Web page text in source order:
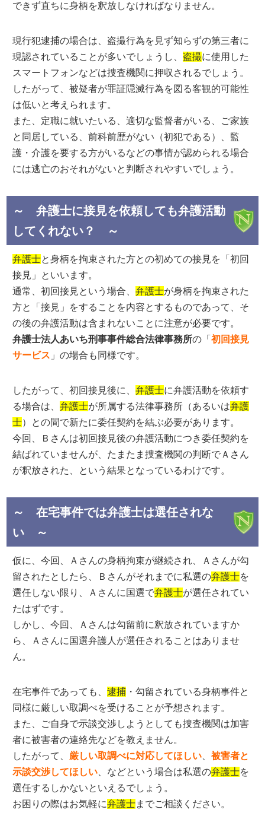
できず直ちに身柄を釈放しなければなりません。
現行犯逮捕の場合は、盗撮行為を見ず知らずの第三者に
現認されていることが多いでしょうし、 盗撮に使用した
スマートフォンなどは捜査機関に押収されるでしょう。
したがって、被疑者が罪証隠滅行為を図る客観的可能性
は低いと考えられます。
また、定職に就いたいる、適切な監督者がいる、ご家族
と同居している、前科前歴がない（初犯である）、監
護・介護を要する方がいるなどの事情が認められる場合
には逃亡のおそれがないと判断されやすいでしょう。
～ 弁護士に接見を依頼しても弁護活動
してくれない？ ～
弁護士と身柄を拘束された方との初めての接見を「初回
接見」といいます。
通常、初回接見という場合、弁護士が身柄を拘束された
方と「接見」をすることを内容とするものであって、そ
の後の弁護活動は含まれないことに注意が必要です。
弁護士法人あいち刑事事件総合法律事務所の「初回接見
サービス 」の場合も同様です。
したがって、初回接見後に、弁護士に弁護活動を依頼す
る場合は、弁護士が所属する法律事務所（あるいは弁護
士）との間で新たに委任契約を結ぶ必要があります。
今回、Ｂさんは初回接見後の弁護活動につき委任契約を
結ばれていませんが、たまたま捜査機関の判断でＡさん
が釈放された、という結果となっているわけです。
～ 在宅事件では弁護士は選任されな
い ～
仮に、今回、Ａさんの身柄拘束が継続され、Ａさんが勾
留されたとしたら、Ｂさんがそれまでに私選の弁護士を
選任しない限り、Ａさんに国選で弁護士が選任されてい
たはずです。
しかし、今回、Ａさんは勾留前に釈放されていますか
ら、Ａさんに国選弁護人が選任されることはありませ
ん。
在宅事件であっても、逮捕 ・勾留されている身柄事件と
同様に厳しい取調べを受けることが予想されます。
また、ご自身で示談交渉しようとしても捜査機関は加害
者に被害者の連絡先などを教えません。
したがって、 厳しい取調べに対応してほしい 、被害者と
示談交渉してほしい 、などという場合は私選の弁護士を
選任するしかないといえるでしょう。
お困りの際はお気軽に弁護士までご相談ください。